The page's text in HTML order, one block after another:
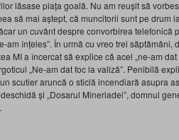
lăsase piața goală. Nu am reușit să
să mai aștept, că muncitorii sunt pe drum
un cuvânt despre convorbirea telefonică
am înțeles”. În urmă cu vreo trei săptămâni,
MI a încercat să explice că acel „ne-am
„Ne-am dat foc la valiză”. Penibilă
scutier aruncă o sticlă incendiară asupra
și „Dosarul Mineriadei”, domnul